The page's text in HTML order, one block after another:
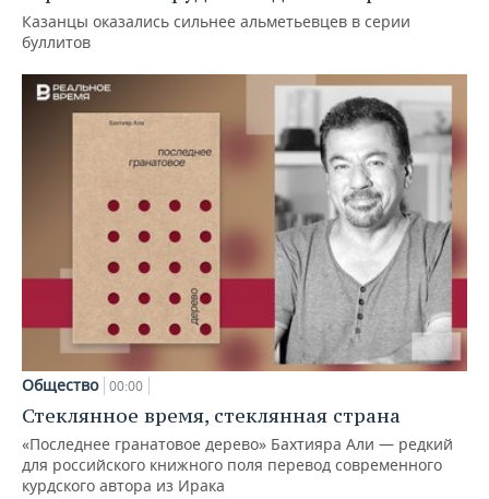
Казанцы оказались сильнее альметьевцев в серии
буллитов
Общество 00:00
Стеклянное время, стеклянная страна
«Последнее гранатовое дерево» Бахтияра Али — редкий
для российского книжного поля перевод современного
курдского автора из Ирака